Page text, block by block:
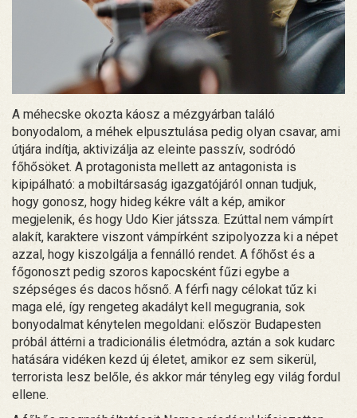
A méhecske okozta káosz a mézgyárban találó
bonyodalom, a méhek elpusztulása pedig olyan csavar, ami
útjára indítja, aktivizálja az eleinte passzív, sodródó
főhősöket. A protagonista mellett az antagonista is
kipipálható: a mobiltársaság igazgatójáról onnan tudjuk,
hogy gonosz, hogy hideg kékre vált a kép, amikor
megjelenik, és hogy Udo Kier játssza. Ezúttal nem vámpírt
alakít, karaktere viszont vámpírként szipolyozza ki a népet
azzal, hogy kiszolgálja a fennálló rendet. A főhőst és a
főgonoszt pedig szoros kapocsként fűzi egybe a
szépséges és dacos hősnő. A férfi nagy célokat tűz ki
maga elé, így rengeteg akadályt kell megugrania, sok
bonyodalmat kénytelen megoldani: először Budapesten
próbál áttérni a tradicionális életmódra, aztán a sok kudarc
hatására vidéken kezd új életet, amikor ez sem sikerül,
terrorista lesz belőle, és akkor már tényleg egy világ fordul
ellene.